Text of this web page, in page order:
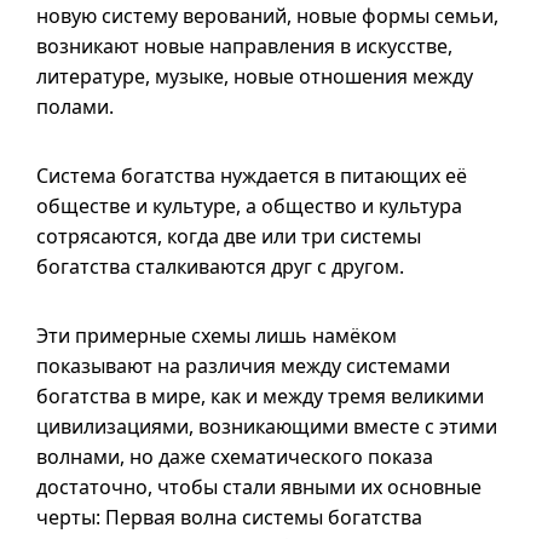
новую систему верований, новые формы семьи,
возникают новые направления в искусстве,
литературе, музыке, новые отношения между
полами.
Система богатства нуждается в питающих её
обществе и культуре, а общество и культура
сотрясаются, когда две или три системы
богатства сталкиваются друг с другом.
Эти примерные схемы лишь намёком
показывают на различия между системами
богатства в мире, как и между тремя великими
цивилизациями, возникающими вместе с этими
волнами, но даже схематического показа
достаточно, чтобы стали явными их основные
черты: Первая волна системы богатства